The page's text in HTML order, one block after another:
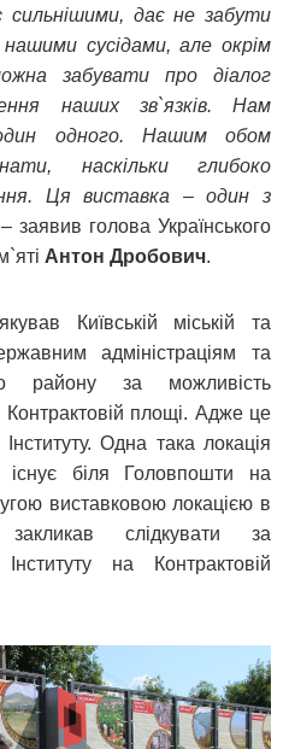
сильнішими, дає не забути
сусідами, але окрім
забувати про діалог
наших зв`язків. Нам
одного. Нашим обом
наскільки глибоко
Ця виставка – один з
заявив голова Українського
Антон Дробович.
Київській міській та
адміністраціям та
району за можливість
Контрактовій площі. Адже це
Одна така локація
біля Головпошти на
виставковою локацією в
слідкувати за
на Контрактовій